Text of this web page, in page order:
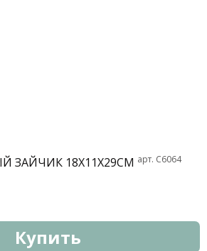
ЗАЙЧИК 18Х11Х29СМ арт. C6064
Купить